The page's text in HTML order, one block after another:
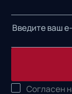
Согласен